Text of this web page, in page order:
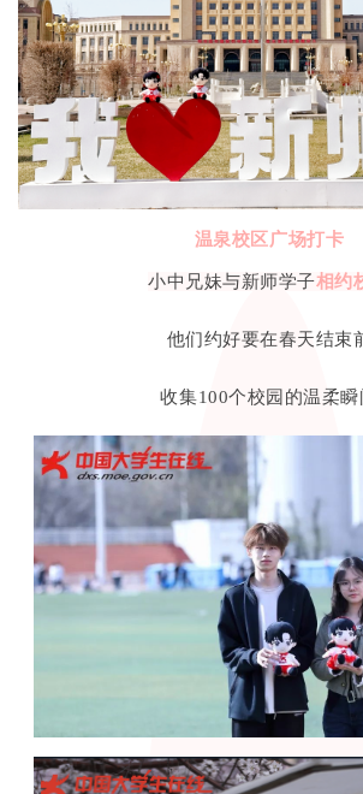
温泉校区广场打卡
小中兄妹与新师学子相约
他们约好要在春天结束
收集100个校园的温柔瞬